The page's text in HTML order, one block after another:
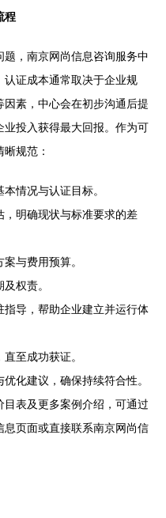
程
，南京网尚信息咨询服务中
证成本通常取决于企业规
素，中心会在初步沟通后提
投入获得最大回报。作为可
规范：
情况与认证目标。
明确现状与标准要求的差
与费用预算。
权责。
指导，帮助企业建立并运行体
至成功获证。
优化建议，确保持续符合性。
目表及更多案例介绍，可通过
息页面或直接联系南京网尚信